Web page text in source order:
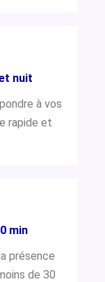
nuit
à vos
rapide et
min
présence
de 30